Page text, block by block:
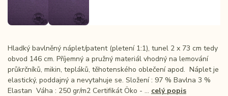
Hladký bavlněný náplet/patent (pletení 1:1), tunel 2 x 73 cm tedy
obvod 146 cm. Příjemný a pružný materiál vhodný na lemování
průkrčníků, mikin, tepláků, těhotenského oblečení apod. Náplet je
elastický, poddajný a nevytahuje se. Složení : 97 % Bavlna 3 %
Elastan Váha : 250 gr/m2 Certifikát Öko - ... celý popis